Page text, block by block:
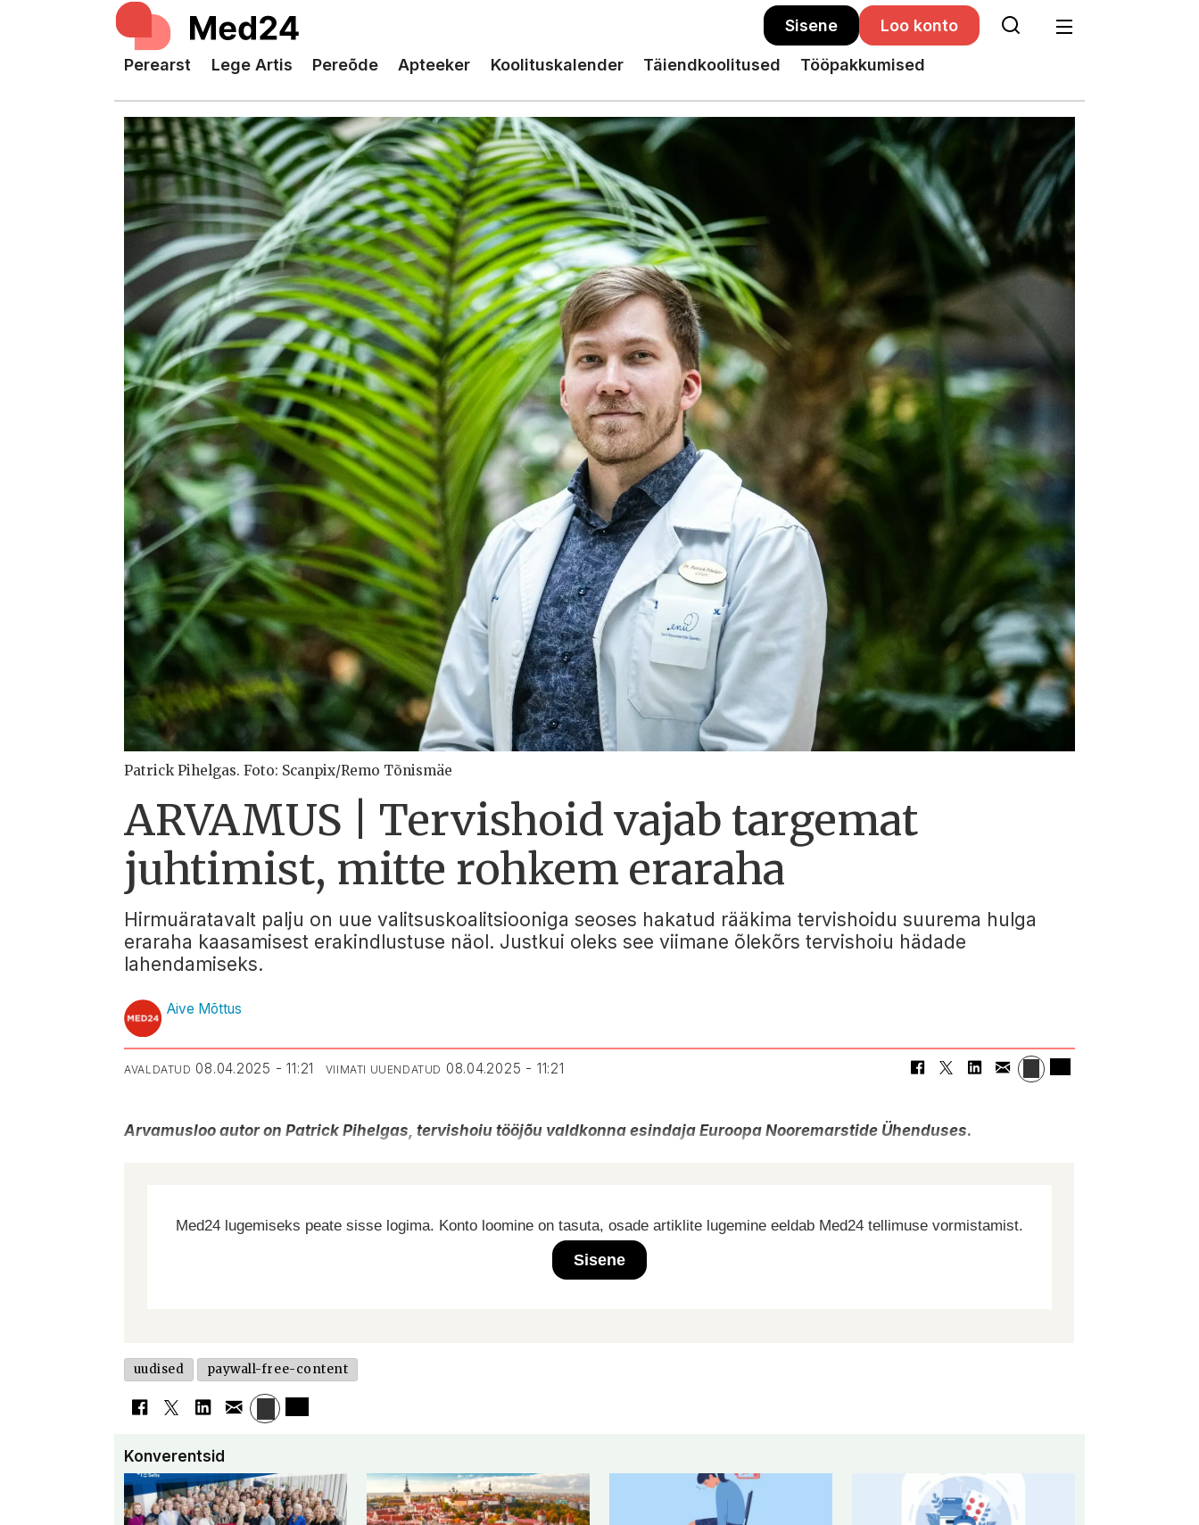
Sisene Loo konto
Perearst Lege Artis Pereõde Apteeker Koolituskalender Täiendkoolitused Tööpakkumised
Patrick Pihelgas. Foto: Scanpix/Remo Tõnismäe
ARVAMUS | Tervishoid vajab targemat
juhtimist, mitte rohkem eraraha
Hirmuäratavalt palju on uue valitsuskoalitsiooniga seoses hakatud rääkima tervishoidu suurema hulga
eraraha kaasamisest erakindlustuse näol. Justkui oleks see viimane õlekõrs tervishoiu hädade
lahendamiseks.
Aive Mõttus
AVALDATUD 08.04.2025 - 11:21 VIIMATI UUENDATUD 08.04.2025 - 11:21
Arvamusloo autor on Patrick Pihelgas, tervishoiu tööjõu valdkonna esindaja Euroopa Nooremarstide Ühenduses.
Med24 lugemiseks peate sisse logima. Konto loomine on tasuta, osade artiklite lugemine eeldab Med24 tellimuse vormistamist.
Sisene
uudised paywall-free-content
Konverentsid